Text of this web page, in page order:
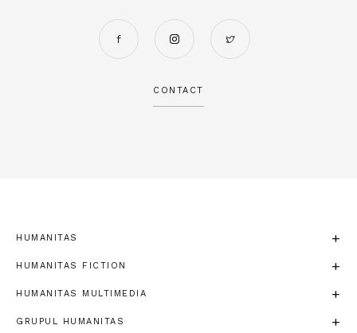
CONTACT
HUMANITAS
HUMANITAS FICTION
HUMANITAS MULTIMEDIA
GRUPUL HUMANITAS